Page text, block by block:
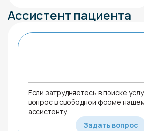
Ассистент пациента
Если затрудняетесь в поиске
вопрос в свободной форме
ассистенту.
Задать вопрос